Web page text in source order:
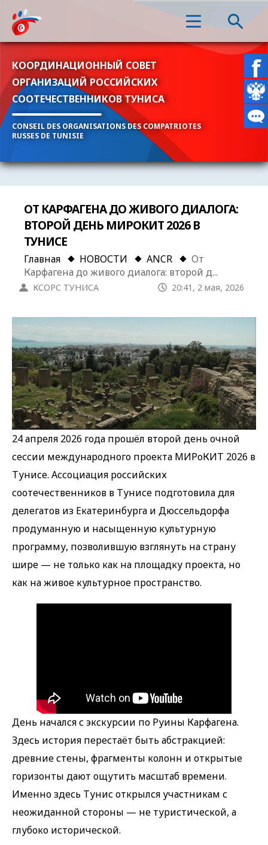
КООРДИНАЦИОННЫЙ СОВЕТ
ОРГАНИЗАЦИЙ РОССИЙСКИХ
СООТЕЧЕСТВЕННИКОВ ТУНИСА
CONSEIL DES ORGANISATIONS DES COMPATRIOTES
RUSSES DE TUNISIE
ОТ КАРФАГЕНА ДО ЖИВОГО ДИАЛОГА:
ВТОРОЙ ДЕНЬ МИРОКИТ 2026 В
ТУНИСЕ
Главная НОВОСТИ ANCR
От
Карфагена до живого диалога: второй д...
КСОРС ТУНИСА 20:41, 2 мая, 2026
24 апреля 2026 года прошёл второй день очной
сессии международного проекта МИРоКИТ 2026 в
Тунисе. Ассоциация российских
соотечественников в Тунисе подготовила для
делегатов из Екатеринбурга и Дюссельдорфа
продуманную и насыщенную культурную
программу, позволившую взглянуть на страну
шире — не только как на площадку проекта, но
как на живое культурное пространство.
День начался с экскурсии по Руины Карфагена.
Здесь история перестаёт быть абстракцией:
древние стены, фрагменты колонн и открытые
горизонты дают ощутить масштаб времени.
Именно здесь Тунис открылся участникам с
неожиданной стороны — не туристической, а
глубоко исторической.